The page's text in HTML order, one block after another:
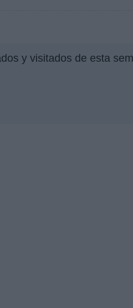
y visitados de esta